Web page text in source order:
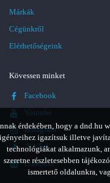
érdekében, hogy a dnd.hu
igényeihez igazítsuk illetve
technológiákat alkalmazunk,
szeretne részletesebben
ismertető oldalunkra,
Márkák
Cégünkről
Elérhetőségeink
Kövessen minket
Facebook
Youtube
Instagram
TikTok
LinkedIn